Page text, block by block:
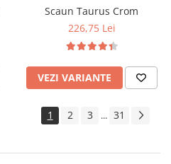
Scaun Taurus Crom
226,75 Lei
VEZI VARIANTE
1 2 3 ... 31